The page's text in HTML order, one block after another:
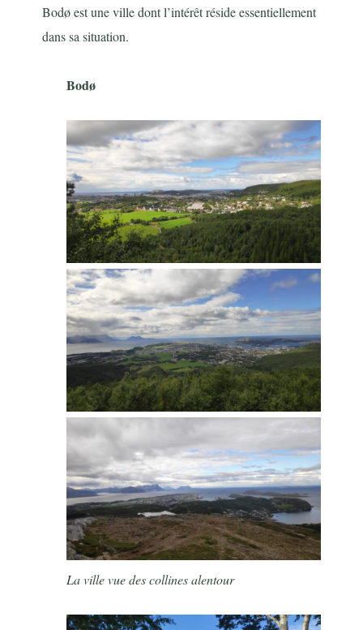
Bodø est une ville dont l’intérêt réside essentiellement
dans sa situation.
Bodø
La ville vue des collines alentour